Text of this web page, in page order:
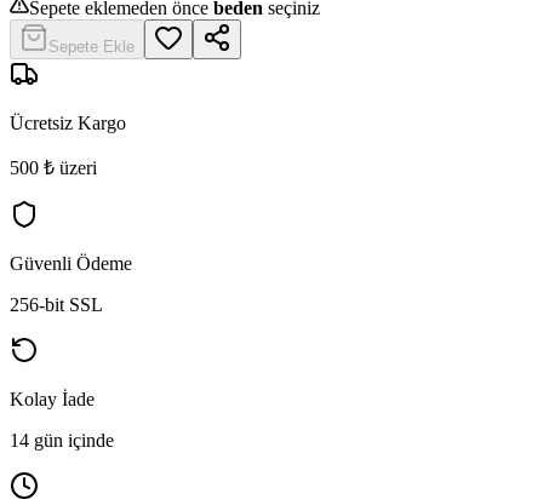
Sepete eklemeden önce beden seçiniz
Sepete Ekle
Ücretsiz Kargo
500 ₺ üzeri
Güvenli Ödeme
256-bit SSL
Kolay İade
14 gün içinde